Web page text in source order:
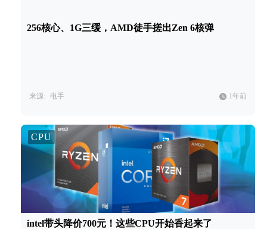
256核心、1G三缓，AMD徒手搓出Zen 6核弹
来源: 电手 1年前
CPU
intel带头降价700元！这些CPU开始香起来了